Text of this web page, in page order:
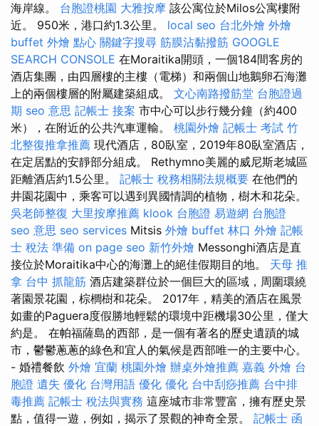
海岸線。 台胞證桃園 大雅按摩 該公寓位於Milos公寓樓附
近。 950米，港口約1.3公里。 local seo 台北外燴 外燴
buffet 外燴 點心 關鍵字搜尋 筋膜沾黏撥筋 GOOGLE
SEARCH CONSOLE 在Moraitika開頭，一個184間客房的
酒店集團，由四層樓的主樓（電梯）和兩個山地鵝卵石海灘
上的兩個樓層的附屬建築組成。 文心南路撥筋堂 台胞證過
期 seo 意思 記帳士 接案 市中心可以步行幾分鐘（約400
米），在附近的公共汽車運輸。 桃園外燴 記帳士 考試 竹
北整復推拿推薦 現代酒店，80臥室，2019年80臥室酒店，
在定居點的安靜部分組成。 Rethymno美麗的威尼斯老城區
距離酒店約1.5公里。 記帳士 稅務相關法規概要 在他們的
井園花園中，乘客可以遇到異國情調的植物，樹木和花朵。
吳老師整復 大里按摩推薦 klook 台胞證 易遊網 台胞證
seo 意思 seo services Mitsis 外燴 buffet 林口 外燴 記帳
士 稅法 準備 on page seo 新竹外燴 Messonghi酒店是直
接位於Moraitika中心的海灘上的絕佳假期目的地。 天母 推
拿 台中 抓龍筋 酒店建築群位於一個巨大的區域，周圍環繞
著園景花園，棕櫚樹和花朵。 2017年，精美的酒店在風景
如畫的Paguera度假勝地輕鬆的環境中距機場30公里，僅大
約是。 在帕福薩島的西部，是一個有著名的歷史遺蹟的城
市，鬱鬱蔥蔥的綠色和宜人的氣候是西部唯一的主要中心。
- 婚禮餐飲 外燴 宜蘭 桃園外燴 辦桌外燴推薦 嘉義 外燴 台
胞證 遺失 優化 台灣用語 優化 優化 台中刮痧推薦 台中排
毒推薦 記帳士 稅法與實務 這座城市非常豐富，擁有歷史景
點，值得一遊，例如，揭示了景觀的神奇全景。 記帳士 函